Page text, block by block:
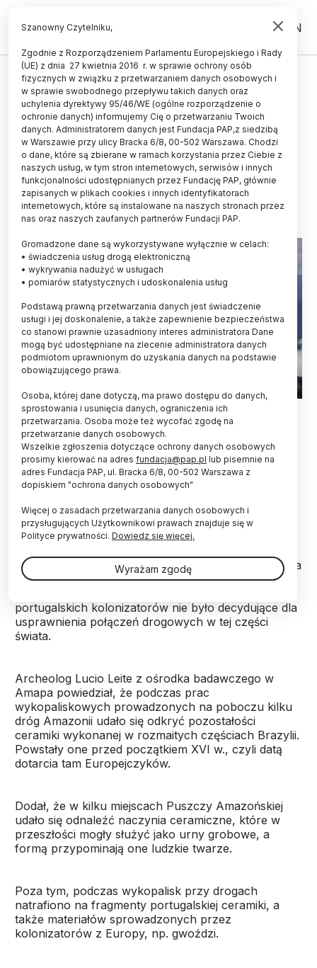
PL EN
ŚWIAT
Brazylia/ Starożytni mieszkańcy
Amazonii prowadzili intensywną
wymianę z ludami z innych
regionów
30.05.2026
aktualizacja: 30.05.2026
2 minuty czytania
EPA/JOSE JACOME 01.03.2026
Starożytne ludy Amazonii prowadziły wymianę
towarów z ludami z innych regionów Brazylii -
przekazali archeolodzy z Ośrodka Badań
Archeologicznych Instytutu Badań Naukowych i
Technologicznych w Amapa. To wynik badań
prowadzonych w stanie Amapa, na północy kraju.
Brazylii w 1500 r. Puszcza Amazońska była przecięta
siatką wybudowanych przez ludzi dróg łączących
portugalskich kolonizatorów nie było decydujące dla
usprawnienia połączeń drogowych w tej części
świata.
Archeolog Lucio Leite z ośrodka badawczego w
Amapa powiedział, że podczas prac
wykopaliskowych prowadzonych na poboczu kilku
dróg Amazonii udało się odkryć pozostałości
ceramiki wykonanej w rozmaitych częściach Brazylii.
Powstały one przed początkiem XVI w., czyli datą
dotarcia tam Europejczyków.
Dodał, że w kilku miejscach Puszczy Amazońskiej
udało się odnaleźć naczynia ceramiczne, które w
przeszłości mogły służyć jako urny grobowe, a
formą przypominają one ludzkie twarze.
Poza tym, podczas wykopalisk przy drogach
natrafiono na fragmenty portugalskiej ceramiki, a
także materiałów sprowadzonych przez
kolonizatorów z Europy, np. gwoździ.
Szanowny Czytelniku,
Zgodnie z Rozporządzeniem Parlamentu Europejskiego i Rady
(UE) z dnia 27 kwietnia 2016 r. w sprawie ochrony osób
fizycznych w związku z przetwarzaniem danych osobowych i
w sprawie swobodnego przepływu takich danych oraz
uchylenia dyrektywy 95/46/WE (ogólne rozporządzenie o
ochronie danych) informujemy Cię o przetwarzaniu Twoich
danych. Administratorem danych jest Fundacja PAP,z siedzibą
w Warszawie przy ulicy Bracka 6/8, 00-502 Warszawa. Chodzi
o dane, które są zbierane w ramach korzystania przez Ciebie z
naszych usług, w tym stron internetowych, serwisów i innych
funkcjonalności udostępnianych przez Fundację PAP, głównie
zapisanych w plikach cookies i innych identyfikatorach
internetowych, które są instalowane na naszych stronach przez
nas oraz naszych zaufanych partnerów Fundacji PAP.
Gromadzone dane są wykorzystywane wyłącznie w celach:
• świadczenia usług drogą elektroniczną
• wykrywania nadużyć w usługach
• pomiarów statystycznych i udoskonalenia usług
Podstawą prawną przetwarzania danych jest świadczenie
usługi i jej doskonalenie, a także zapewnienie bezpieczeństwa
co stanowi prawnie uzasadniony interes administratora Dane
mogą być udostępniane na zlecenie administratora danych
podmiotom uprawnionym do uzyskania danych na podstawie
obowiązującego prawa.
Osoba, której dane dotyczą, ma prawo dostępu do danych,
sprostowania i usunięcia danych, ograniczenia ich
przetwarzania. Osoba może też wycofać zgodę na
przetwarzanie danych osobowych.
Wszelkie zgłoszenia dotyczące ochrony danych osobowych
prosimy kierować na adres fundacja@pap.pl lub pisemnie na
adres Fundacja PAP, ul. Bracka 6/8, 00-502 Warszawa z
dopiskiem "ochrona danych osobowych"
Więcej o zasadach przetwarzania danych osobowych i
przysługujących Użytkownikowi prawach znajduje się w
Polityce prywatności. Dowiedz się więcej.
Wyrażam zgodę